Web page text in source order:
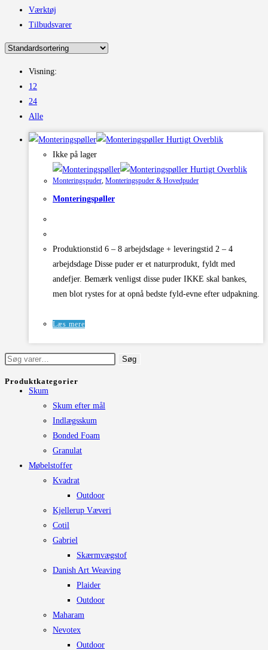
Værktøj
Tilbudsvarer
Visning:
12
24
Alle
Hurtigt Overblik
Ikke på lager
Hurtigt Overblik
Monteringspuder, Monteringspuder & Hovedpuder
Monteringspøller
Produktionstid 6 – 8 arbejdsdage + leveringstid 2 – 4
arbejdsdage Disse puder er et naturprodukt, fyldt med
andefjer. Bemærk venligst disse puder IKKE skal bankes,
men blot rystes for at opnå bedste fyld-evne efter udpakning.
Læs mere
Søg
Søg
Produktkategorier
Skum
Skum efter mål
Indlægsskum
Bonded Foam
Granulat
Møbelstoffer
Kvadrat
Outdoor
Kjellerup Væveri
Cotil
Gabriel
Skærmvægstof
Danish Art Weaving
Plaider
Outdoor
Maharam
Nevotex
Outdoor